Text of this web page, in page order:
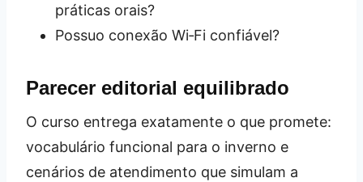
práticas orais?
Possuo conexão Wi‑Fi confiável?
Parecer editorial equilibrado
O curso entrega exatamente o que promete:
vocabulário funcional para o inverno e
cenários de atendimento que simulam a